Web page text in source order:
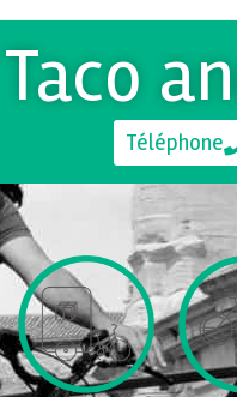
Taco
Téléphone